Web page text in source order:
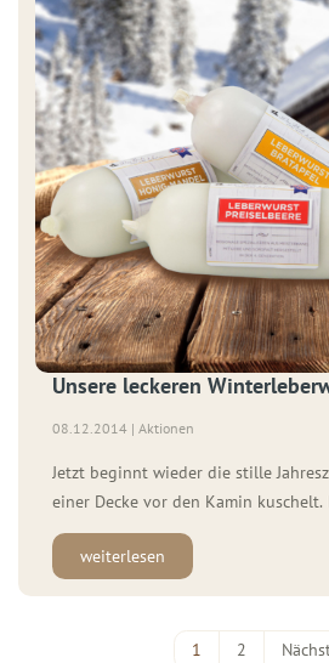
Unsere leckeren
08.12.2014 | Aktionen
Jetzt beginnt wieder die stille
einer Decke vor den Kamin
deftige Brotzeit mit unseren WOLF
recht. Wir haben dieses Jahr wieder
weiterlesen
1 2